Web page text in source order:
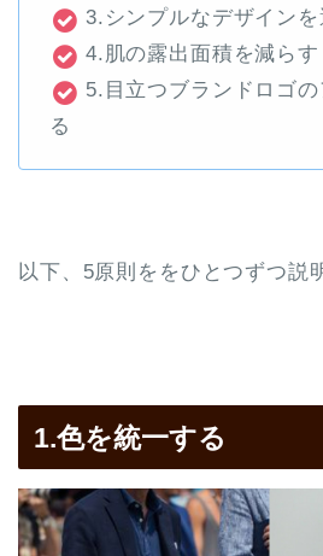
3.シンプルなデザインを
4.肌の露出面積を減らす
5.目立つブランドロゴ
る
以下、5原則ををひとつずつ説
1.色を統一する